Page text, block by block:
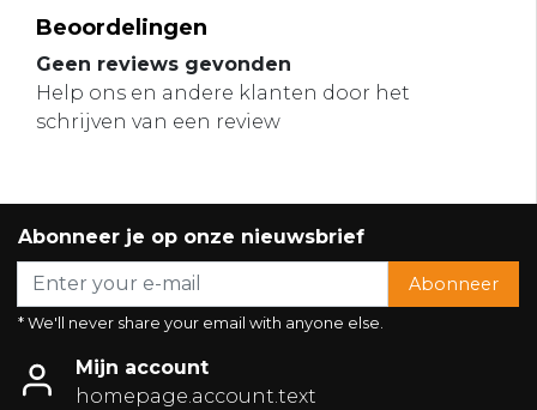
Beoordelingen
Geen reviews gevonden
Help ons en andere klanten door het
schrijven van een review
Abonneer je op onze nieuwsbrief
Abonneer
* We'll never share your email with anyone else.
Mijn account
homepage.account.text